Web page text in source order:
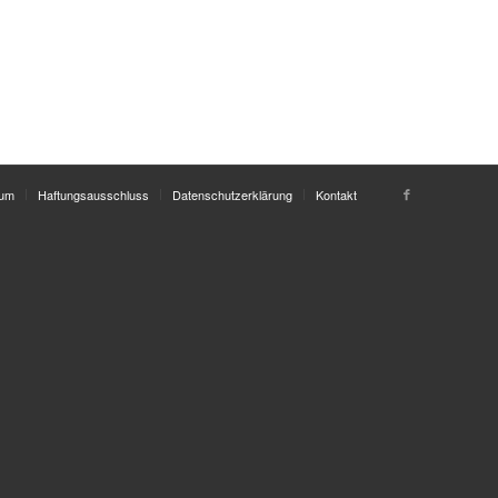
Haftungsausschluss Datenschutzerklärung Kontakt